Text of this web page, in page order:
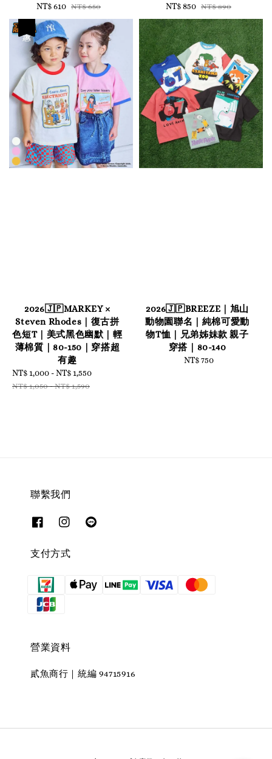
Sale
price
NT$ 610 Regular
price
NT$ 650
Sale
price
NT$ 850 Regular
price
NT$ 890
2026🇯🇵MARKEY ×
Steven Rhodes｜復古拼
色短T｜美式黑色幽默｜輕
薄棉質｜80-150｜穿搭超
有趣
Sale
price
NT$ 1,000 -NT$ 1,550
NT$ 1,050-NT$ 1,590
2026🇯🇵BREEZE｜旭山
動物園聯名｜純棉可愛動
物T恤｜兄弟姊妹款 親子
穿搭｜80-140
Regular
NT$ 750
聯繫我們
支付方式
營業資料
貳魚商行｜統編 94715916